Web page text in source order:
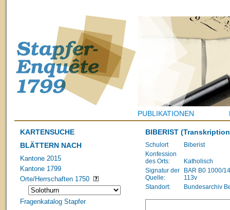
PUBLIKATIONEN
KARTENSUCHE
BLÄTTERN NACH
Kantone 2015
Kantone 1799
Orte/Herrschaften 1750
Fragenkatalog Stapfer
BIBERIST (Transkription
Schulort
Biberist
Konfession
des Orts:
Katholisch
Signatur der
Quelle:
BAR B0 1000/
113v
Standort:
Bundesarchiv